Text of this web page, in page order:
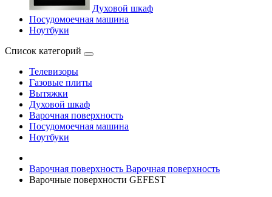
Духовой шкаф
Посудомоечная машина
Ноутбуки
Список категорий
Телевизоры
Газовые плиты
Вытяжки
Духовой шкаф
Варочная поверхность
Посудомоечная машина
Ноутбуки
Варочная поверхность Варочная поверхность
Варочные поверхности GEFEST